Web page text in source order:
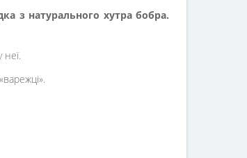
з натурального хутра бобра.